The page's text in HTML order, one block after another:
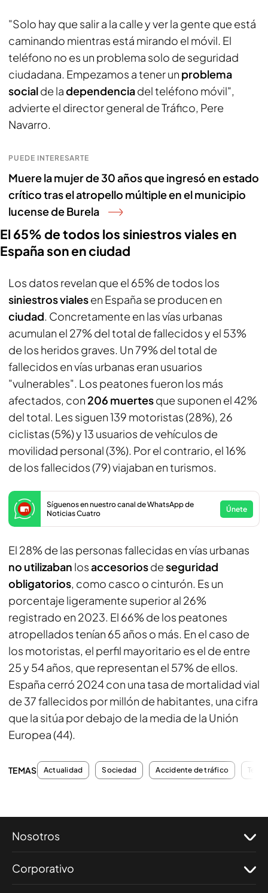
"Solo hay que salir a la calle y ver la gente que está
caminando mientras está mirando el móvil. El
teléfono no es un problema solo de seguridad
ciudadana. Empezamos a tener un problema
socialde ladependenciadel teléfono móvil",
advierte el director general de Tráfico, Pere
Navarro.
PUEDE INTERESARTE
Muere la mujer de 30 años que ingresó en estado
crítico tras el atropello múltiple en el municipio
lucense de Burela
El 65% de todos los siniestros viales en
España son en ciudad
Los datos revelan que el 65% de todos los
siniestros vialesen España se producen en
ciudad. Concretamente en las vías urbanas
acumulan el 27% del total de fallecidos y el 53%
de los heridos graves. Un 79% del total de
fallecidos en vías urbanas eran usuarios
"vulnerables". Los peatones fueron los más
afectados, con 206 muertesque suponen el 42%
del total. Les siguen 139 motoristas (28%), 26
ciclistas (5%) y 13 usuarios de vehículos de
movilidad personal (3%). Por el contrario, el 16%
de los fallecidos (79) viajaban en turismos.
Síguenos en nuestro canal de WhatsApp de
Noticias Cuatro
Únete
El 28% de las personas fallecidas en vías urbanas
no utilizaban losaccesoriosdeseguridad
obligatorios, como casco o cinturón. Es un
porcentaje ligeramente superior al 26%
registrado en 2023. El 66% de los peatones
atropellados tenían 65 años o más. En el caso de
los motoristas, el perfil mayoritario es el de entre
25 y 54 años, que representan el 57% de ellos.
España cerró 2024 con una tasa de mortalidad vial
de 37 fallecidos por millón de habitantes, una cifra
que la sitúa por debajo de la media de la Unión
Europea (44).
TEMAS Actualidad Sociedad Accidente de tráfico
Nosotros
Corporativo